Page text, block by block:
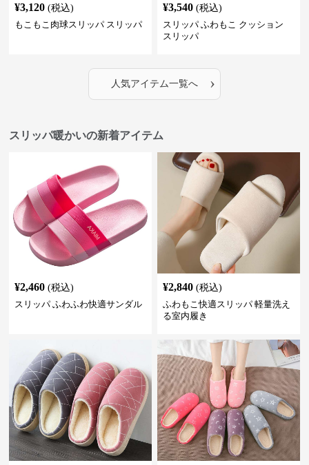
¥3,120 (税込)
もこもこ肉球スリッパ スリッパ
¥3,540 (税込)
スリッパ ふわもこ クッション
スリッパ
人気アイテム一覧へ ›
スリッパ暖かいの新着アイテム
¥2,460 (税込)
スリッパ ふわふわ快適サンダル
¥2,840 (税込)
ふわもこ快適スリッパ 軽量洗え
る室内履き